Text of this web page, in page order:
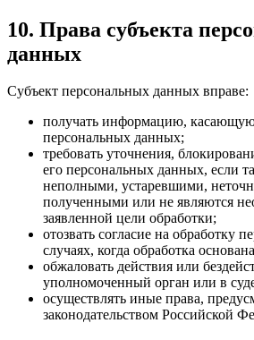
10. Права субъекта
данных
Субъект персональных данных вправе:
получать информацию,
персональных данных;
требовать уточнения,
его персональных данных, если
неполными, устаревшими,
полученными или не являются
заявленной цели обработки;
отозвать согласие на обработку
случаях, когда обработка
обжаловать действия или
уполномоченный орган или в
осуществлять иные права,
законодательством Российской